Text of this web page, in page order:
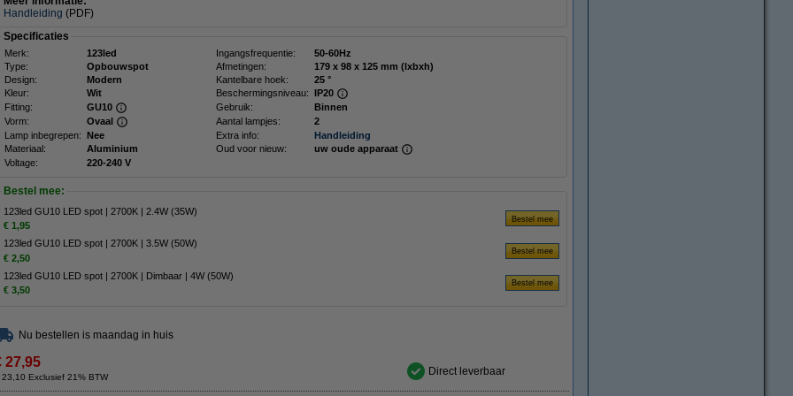
Handleiding (PDF)
Specificaties
Merk: 123led Ingangsfrequentie:
50-60Hz
Type:
Opbouwspot Afmetingen:
179 x 98 x 125 mm (lxbxh)
Design:
Modern Kantelbare hoek:
25 °
Kleur:
Wit Beschermingsniveau: IP20
Fitting:
GU10 Gebruik:
Binnen
Vorm:
Ovaal Aantal lampjes:
2
Lamp inbegrepen: Nee Extra info:
Handleiding
Materiaal:
Aluminium Oud voor nieuw:
uw oude apparaat
Voltage:
220-240 V
Bestel mee:
123led GU10 LED spot | 2700K | 2.4W (35W)
€ 1,95
123led GU10 LED spot | 2700K | 3.5W (50W)
€ 2,50
123led GU10 LED spot | 2700K | Dimbaar | 4W (50W)
€ 3,50
Nu bestellen is maandag in huis
27,95
23,10 Exclusief 21% BTW Direct leverbaar